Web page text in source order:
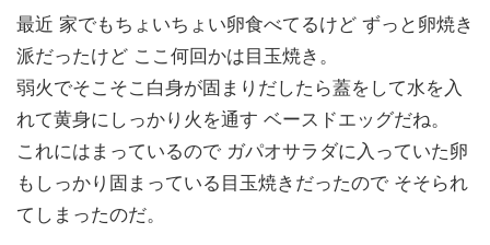
最近 家でもちょいちょい卵食べてるけど ずっと卵焼き
派だったけど ここ何回かは目玉焼き。
弱火でそこそこ白身が固まりだしたら蓋をして水を入
れて黄身にしっかり火を通す ベースドエッグだね。
これにはまっているので ガパオサラダに入っていた卵
もしっかり固まっている目玉焼きだったので そそられ
てしまったのだ。